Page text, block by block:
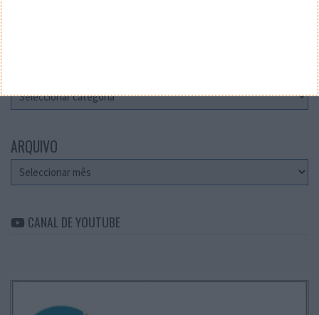
ARQUIVO
Arquivo
CANAL DE YOUTUBE